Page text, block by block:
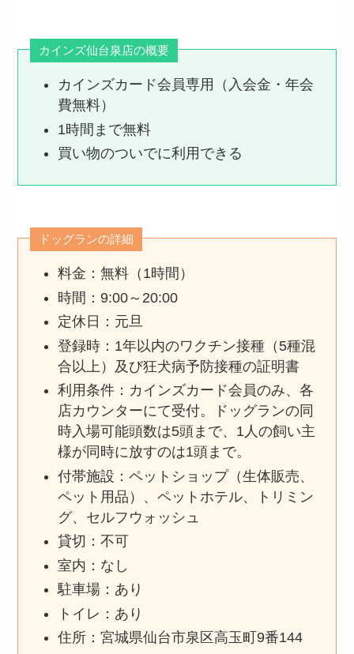
カインズ仙台泉店の概要
カインズカード会員専用（入会金・年会
費無料）
1時間まで無料
買い物のついでに利用できる
ドッグランの詳細
料金：無料（1時間）
時間：9:00～20:00
定休日：元旦
登録時：1年以内のワクチン接種（5種混
合以上）及び狂犬病予防接種の証明書
利用条件：カインズカード会員のみ、各
店カウンターにて受付。ドッグランの同
時入場可能頭数は5頭まで、1人の飼い主
様が同時に放すのは1頭まで。
付帯施設：ペットショップ（生体販売、
ペット用品）、ペットホテル、トリミン
グ、セルフウォッシュ
貸切：不可
室内：なし
駐車場：あり
トイレ：あり
住所：宮城県仙台市泉区高玉町9番144